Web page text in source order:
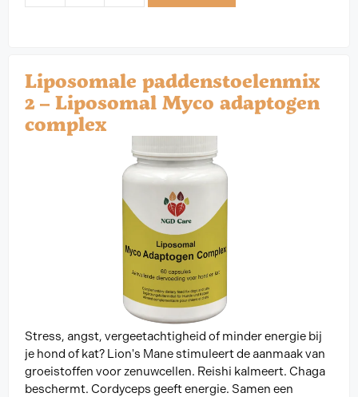
Liposomale paddenstoelenmix
2 – Liposomal Myco adaptogen
complex
Stress, angst, vergeetachtigheid of minder energie bij
je hond of kat? Lion's Mane stimuleert de aanmaak van
groeistoffen voor zenuwcellen. Reishi kalmeert. Chaga
beschermt. Cordyceps geeft energie. Samen een